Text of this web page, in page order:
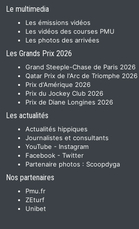
Le multimedia
Les émissions vidéos
Les vidéos des courses PMU
Les photos des arrivées
Les Grands Prix 2026
Grand Steeple-Chase de Paris 2026
Qatar Prix de l'Arc de Triomphe 2026
Prix d'Amérique 2026
Prix du Jockey Club 2026
Prix de Diane Longines 2026
Les actualités
Actualités hippiques
Journalistes et consultants
YouTube - Instagram
Facebook - Twitter
Partenaire photos : Scoopdyga
Nos partenaires
Pmu.fr
ZEturf
Unibet